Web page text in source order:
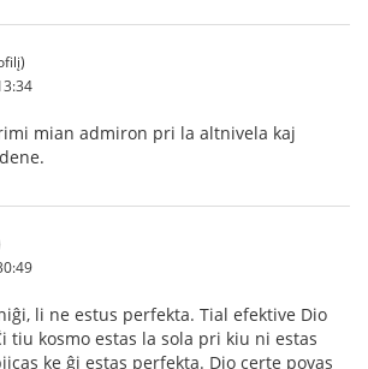
mian admiron pri la altnivela kaj
li ne estus perfekta. Tial efektive Dio
tiu kosmo estas la sola pri kiu ni estas
ke ĝi estas perfekta. Dio certe povas